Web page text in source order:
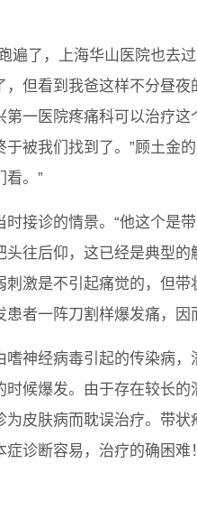
遍了，上海华山医院也去
但看到我爸这样不分昼
一医院疼痛科可以治疗
被我们找到了。”顾土金
看。”
接诊的情景。“他这个是
往后仰，这已经是典型
激是不引起痛觉的，但带
者一阵刀割样爆发痛，因
神经病毒引起的传染病
候爆发。由于存在较长
皮肤病而耽误治疗。带
诊断容易，治疗的确困难！